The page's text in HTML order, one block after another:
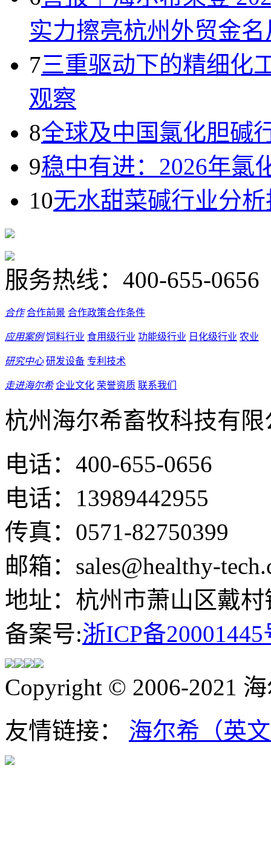
实力擦亮杭州外贸金名
7三重驱动下的精细化
观察
8全球及中国氯化胆碱
9稳中有进：2026年氯
10无水甜菜碱行业分
服务热线： 400-655-0656
合作 合作前景 合作政策合作条件
应用案例 饲料行业 食用级行业 功能级行业 日化级行业 农业
研究中心 研发设备 专利技术
走进海尔希 企业文化 荣誉资质 联系我们
杭州海尔希畜牧科技有限
电话：400-655-0656
电话：13989442955
传真：0571-82750399
邮箱：sales@healthy-
地址：杭州市萧山区戴
备案号:浙ICP备20001445
Copyright © 2006-2021
友情链接： 海尔希（英